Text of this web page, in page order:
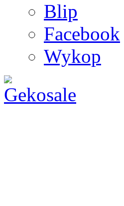
Blip
Facebook
Wykop